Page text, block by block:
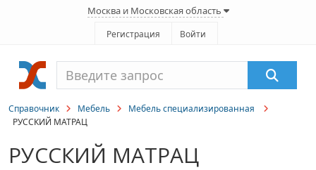
Москва и Московская область
Регистрация Войти
Справочник Мебель
Мебель специализированная
РУССКИЙ МАТРАЦ
РУССКИЙ МАТРАЦ